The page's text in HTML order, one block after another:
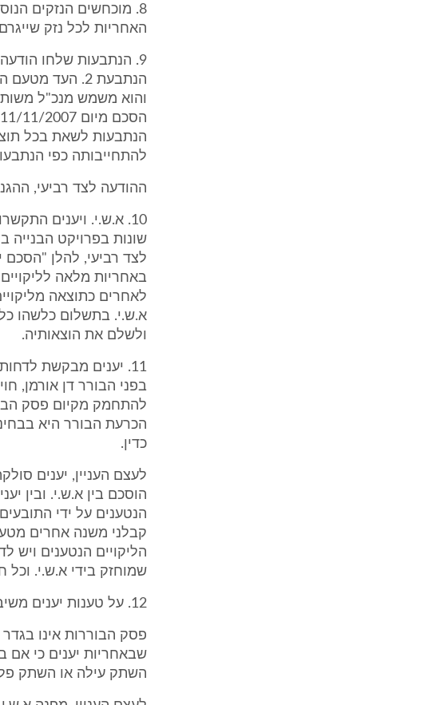
8. מוכחשים הנזקים
האחריות לכל נזק
9. הנתבעות שלחו
הנתבעת 2.
הנתבעות לשאת בכל
להתחייבותה כפי
ההודעה לצד רביעי,
10. א.ש.י. ויענים
שונות בפרויקט
באחריות מלאה
לאחרים כתוצאה
א.ש.י. בתשלום כלשהו
ולשלם את הוצאותיה.
11. יענים מבקשת
להתחמק מקיום פסק
הכרעת הבורר היא
כדין.
לעצם העניין, יענים
הוסכם בין א.ש.י. ובין
הנטענים על ידי
קבלני משנה אחרים
הליקויים הנטענים ויש
שמוחזק בידי א.ש.י. וכל
12. על טענות יענים משיבה א.ש.י. כך:
פסק הבוררות אינו בגדר
שבאחריות יענים כי אם
השתק עילה או השתק